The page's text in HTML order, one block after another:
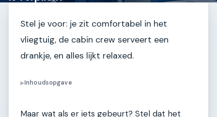
Stel je voor: je zit comfortabel in het
vliegtuig, de cabin crew serveert een
drankje, en alles lijkt relaxed.
▶Inhoudsopgave
Maar wat als er iets gebeurt? Stel dat het